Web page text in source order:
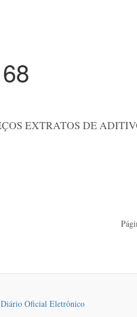
EXTRATOS DE
Diário Oficial Eletrônico